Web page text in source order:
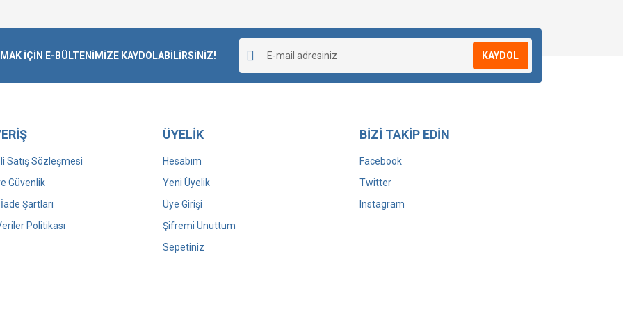
İÇİN E-BÜLTENİMİZE KAYDOLABİLİRSİNİZ! KAYDOL
Satış Sözleşmesi
Güvenlik
Şartları
Politikası
ÜYELİK
Hesabım
Yeni Üyelik
Üye Girişi
Şifremi Unuttum
Sepetiniz
BİZİ TAKİP EDİN
Facebook
Twitter
Instagram